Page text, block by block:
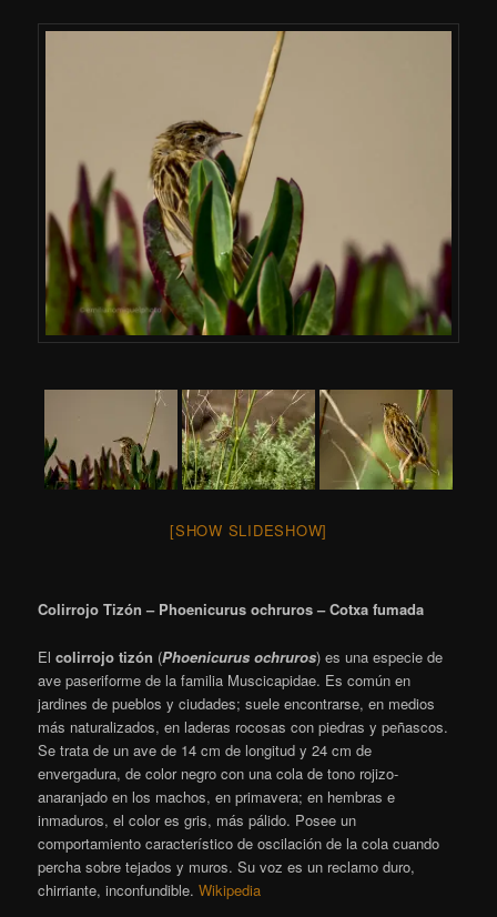
[SHOW SLIDESHOW]
Colirrojo Tizón – Phoenicurus ochruros – Cotxa fumada
Elcolirrojo tizón (Phoenicurus ochruros) ​ es una especie de
ave paseriforme de la familia Muscicapidae. Es común en
jardines de pueblos y ciudades; suele encontrarse, en medios
más naturalizados, en laderas rocosas con piedras y peñascos.
Se trata de un ave de 14 cm de longitud y 24 cm de
envergadura, de color negro con una cola de tono rojizo-
anaranjado en los machos, en primavera; en hembras e
inmaduros, el color es gris, más pálido. Posee un
comportamiento característico de oscilación de la cola cuando
percha sobre tejados y muros. Su voz es un reclamo duro,
chirriante, inconfundible.Wikipedia